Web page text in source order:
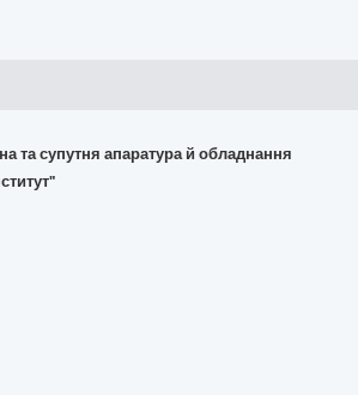
та супутня апаратура й обладнання